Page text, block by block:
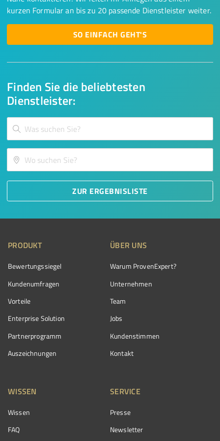
Finden Sie die beliebtesten
Dienstleister:
ZUR ERGEBNISLISTE
kurzen Formular an bis zu 20 passende Dienstleister weiter.
SO EINFACH GEHT'S
PRODUKT
Bewertungssiegel
Kundenumfragen
Vorteile
Enterprise Solution
Partnerprogramm
Auszeichnungen
ÜBER UNS
Warum ProvenExpert?
Unternehmen
Team
Jobs
Kundenstimmen
Kontakt
WISSEN
Wissen
FAQ
SERVICE
Presse
Newsletter